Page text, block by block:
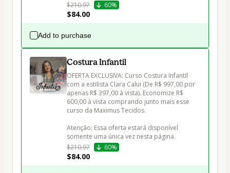
$210.97
60%
$84.00
Add to purchase
Costura Infantil
OFERTA EXCLUSIVA: Curso Costura Infantil
com a estilista Clara Calui (De R$ 997,00 por
apenas R$ 397,00 à vista). Economize R$
600,00 à vista comprando junto mais esse
curso da Maximus Tecidos.
Atenção: Essa oferta estará disponível
$210.97
60%
$84.00